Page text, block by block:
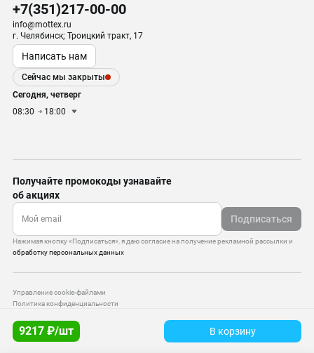
9217 ₽/шт В корзину
+7(351)217-00-00
info@mottex.ru
г. Челябинск; Троицкий тракт, 17
Написать нам
Сейчас мы закрыты
Сегодня, четверг
08:30
18:00
Получайте промокоды узнавайте
об акциях
Подписаться
Нажимая кнопку «Подписаться», я даю согласие на получение рекламной рассылки и
обработку персональных данных
Управление cookie-файлами
Политика конфиденциальности
© 2010–2026 — ООО «Моттекс»